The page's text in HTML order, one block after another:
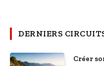
DERNIERS
Créer